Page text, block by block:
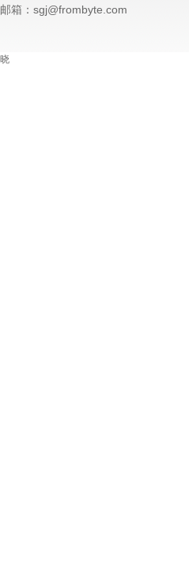
邮箱：sgj@frombyte.com
晓